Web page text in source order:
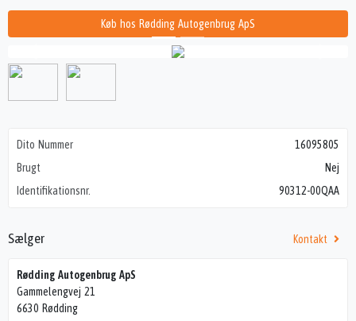
Køb hos Rødding Autogenbrug ApS
Dito Nummer
16095805
Brugt
Nej
Identifikationsnr.
90312-00QAA
Sælger Kontakt
Rødding Autogenbrug ApS
Gammelengvej 21
6630 Rødding